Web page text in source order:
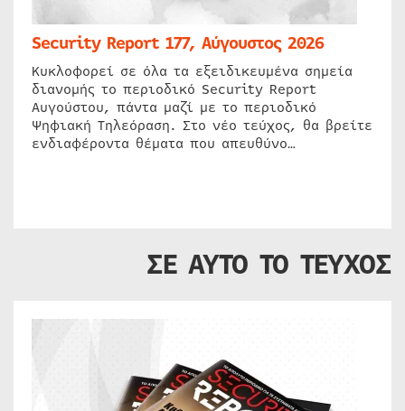
Security Report 177, Αύγουστος 2026
Κυκλοφορεί σε όλα τα εξειδικευμένα σημεία
διανομής το περιοδικό Security Report
Αυγούστου, πάντα μαζί με το περιοδικό
Ψηφιακή Τηλεόραση. Στο νέο τεύχος, θα βρείτε
ενδιαφέροντα θέματα που απευθύνο…
ΣΕ ΑΥΤΟ ΤΟ ΤΕΥΧΟΣ